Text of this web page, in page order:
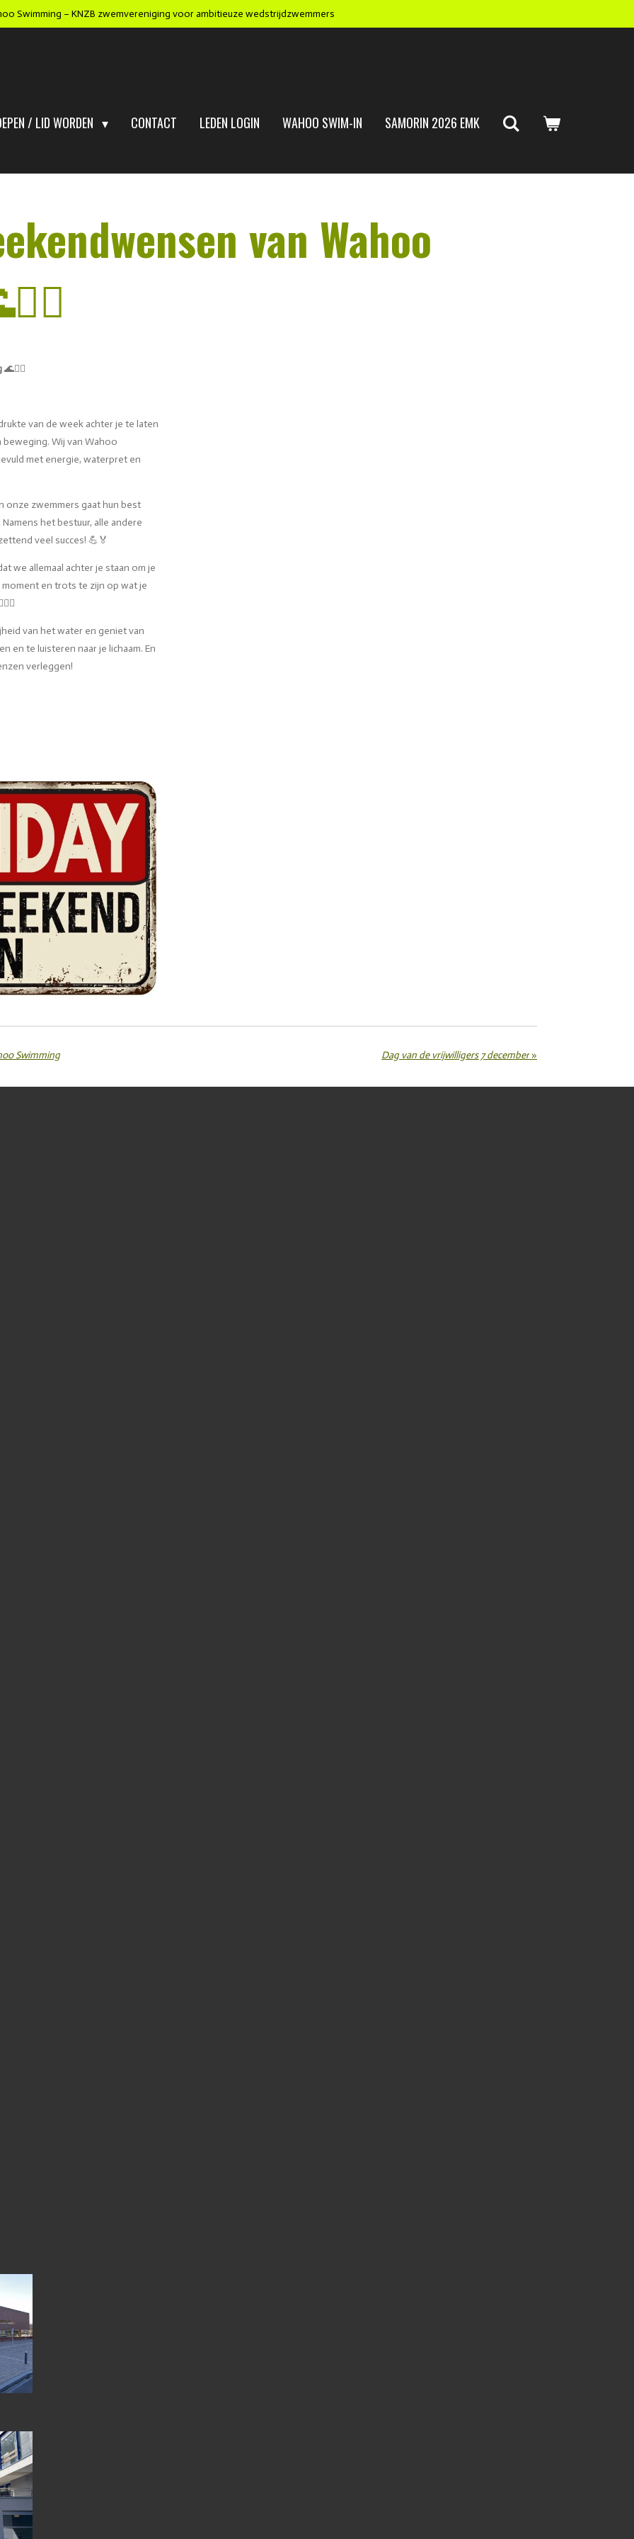
Swimming – KNZB zwemvereniging voor ambitieuze wedstrijdzwemmers
/ LID WORDEN CONTACT LEDEN LOGIN WAHOO SWIM-IN
SAMORIN 2026 EMK
van Wahoo
🌊🏊‍♀️
van de week achter je te laten
Wij van Wahoo
met energie, waterpret en
onze zwemmers gaat hun best
het bestuur, alle andere
veel succes! 💪🏅
we allemaal achter je staan om je
en trots te zijn op wat je
van het water en geniet van
en te luisteren naar je lichaam. En
verleggen!
Swimming Dag van de vrijwilligers 7 december»